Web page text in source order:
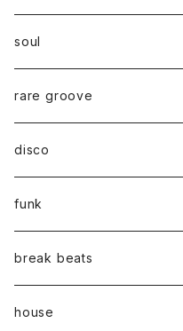
soul
rare groove
disco
funk
break beats
house